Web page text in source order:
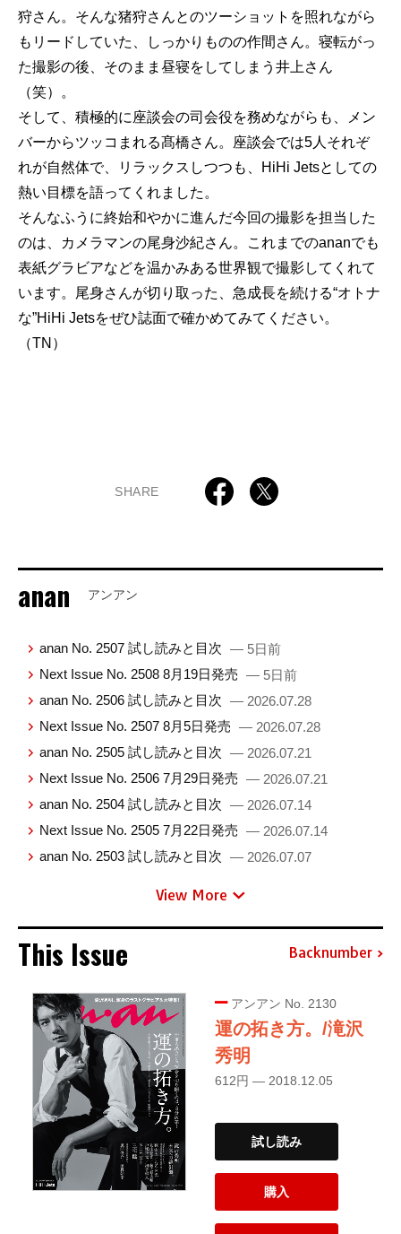
狩さん。そんな猪狩さんとのツーショットを照れながら
もリードしていた、しっかりものの作間さん。寝転がっ
た撮影の後、そのまま昼寝をしてしまう井上さん
（笑）。
そして、積極的に座談会の司会役を務めながらも、メン
バーからツッコまれる髙橋さん。座談会では5人それぞ
れが自然体で、リラックスしつつも、HiHi Jetsとしての
熱い目標を語ってくれました。
そんなふうに終始和やかに進んだ今回の撮影を担当した
のは、カメラマンの尾身沙紀さん。これまでのananでも
表紙グラビアなどを温かみある世界観で撮影してくれて
います。尾身さんが切り取った、急成長を続ける“オトナ
な”HiHi Jetsをぜひ誌面で確かめてみてください。
（TN）
SHARE
anan アンアン
anan No. 2507 試し読みと目次 — 5日前
Next Issue No. 2508 8月19日発売 — 5日前
anan No. 2506 試し読みと目次 — 2026.07.28
Next Issue No. 2507 8月5日発売 — 2026.07.28
anan No. 2505 試し読みと目次 — 2026.07.21
Next Issue No. 2506 7月29日発売 — 2026.07.21
anan No. 2504 試し読みと目次 — 2026.07.14
Next Issue No. 2505 7月22日発売 — 2026.07.14
anan No. 2503 試し読みと目次 — 2026.07.07
View More
This Issue Backnumber
アンアン No. 2130
運の拓き方。/滝沢
秀明
612円 — 2018.12.05
試し読み
購入